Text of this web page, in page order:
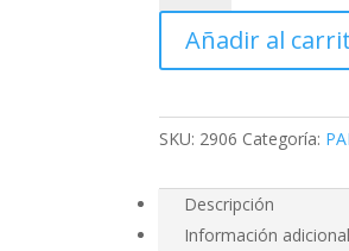
Y
CHOCOLATE
cantidad
Añadir al
SKU: 2906 Categoría:
Descripción
Información adicional